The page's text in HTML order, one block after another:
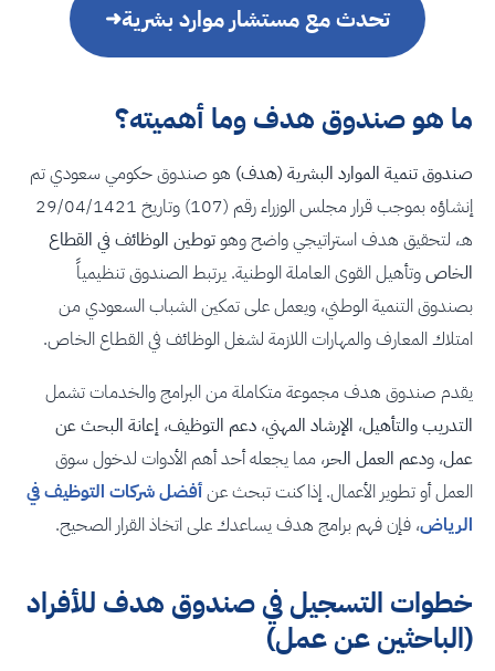
تحدث مع مستشار موارد بشرية➜
ما هو صندوق هدف وما أهميته؟
صندوق تنمية الموارد البشرية (هدف) هو صندوق حكومي سعودي تم
إنشاؤه بموجب قرار مجلس الوزراء رقم (107) وتاريخ 29/04/1421
هـ، لتحقيق هدف استراتيجي واضح وهوتوطين الوظائف في القطاع
الخاصوتأهيل القوى العاملة الوطنية. يرتبط الصندوق تنظيمياً
بصندوق التنمية الوطني، ويعمل على تمكين الشباب السعودي من
امتلاك المعارف والمهارات اللازمة لشغل الوظائف في القطاع الخاص.
يقدم صندوق هدف مجموعة متكاملة من البرامج والخدمات تشمل
التدريب والتأهيل، الإرشاد المهني، دعم التوظيف، إعانة البحث عن
عمل، ودعم العمل الحر، مما يجعله أحد أهم الأدوات لدخول سوق
العمل أو تطوير الأعمال. إذا كنت تبحث عنأفضل شركات التوظيف في
الرياض، فإن فهم برامج هدف يساعدك على اتخاذ القرار الصحيح.
خطوات التسجيل في صندوق هدف للأفراد
(الباحثين عن عمل)